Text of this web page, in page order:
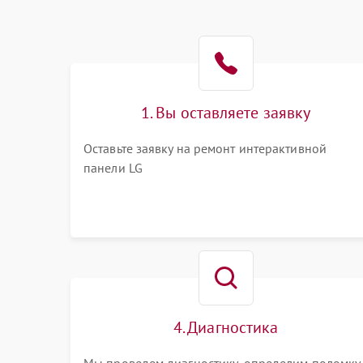
1. Вы оставляете заявку
Оставьте заявку на ремонт интерактивной
панели LG
4. Диагностика